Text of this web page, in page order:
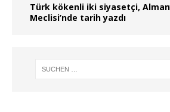
Türk kökenli iki siyasetçi,
Meclisi’nde tarih yazdı